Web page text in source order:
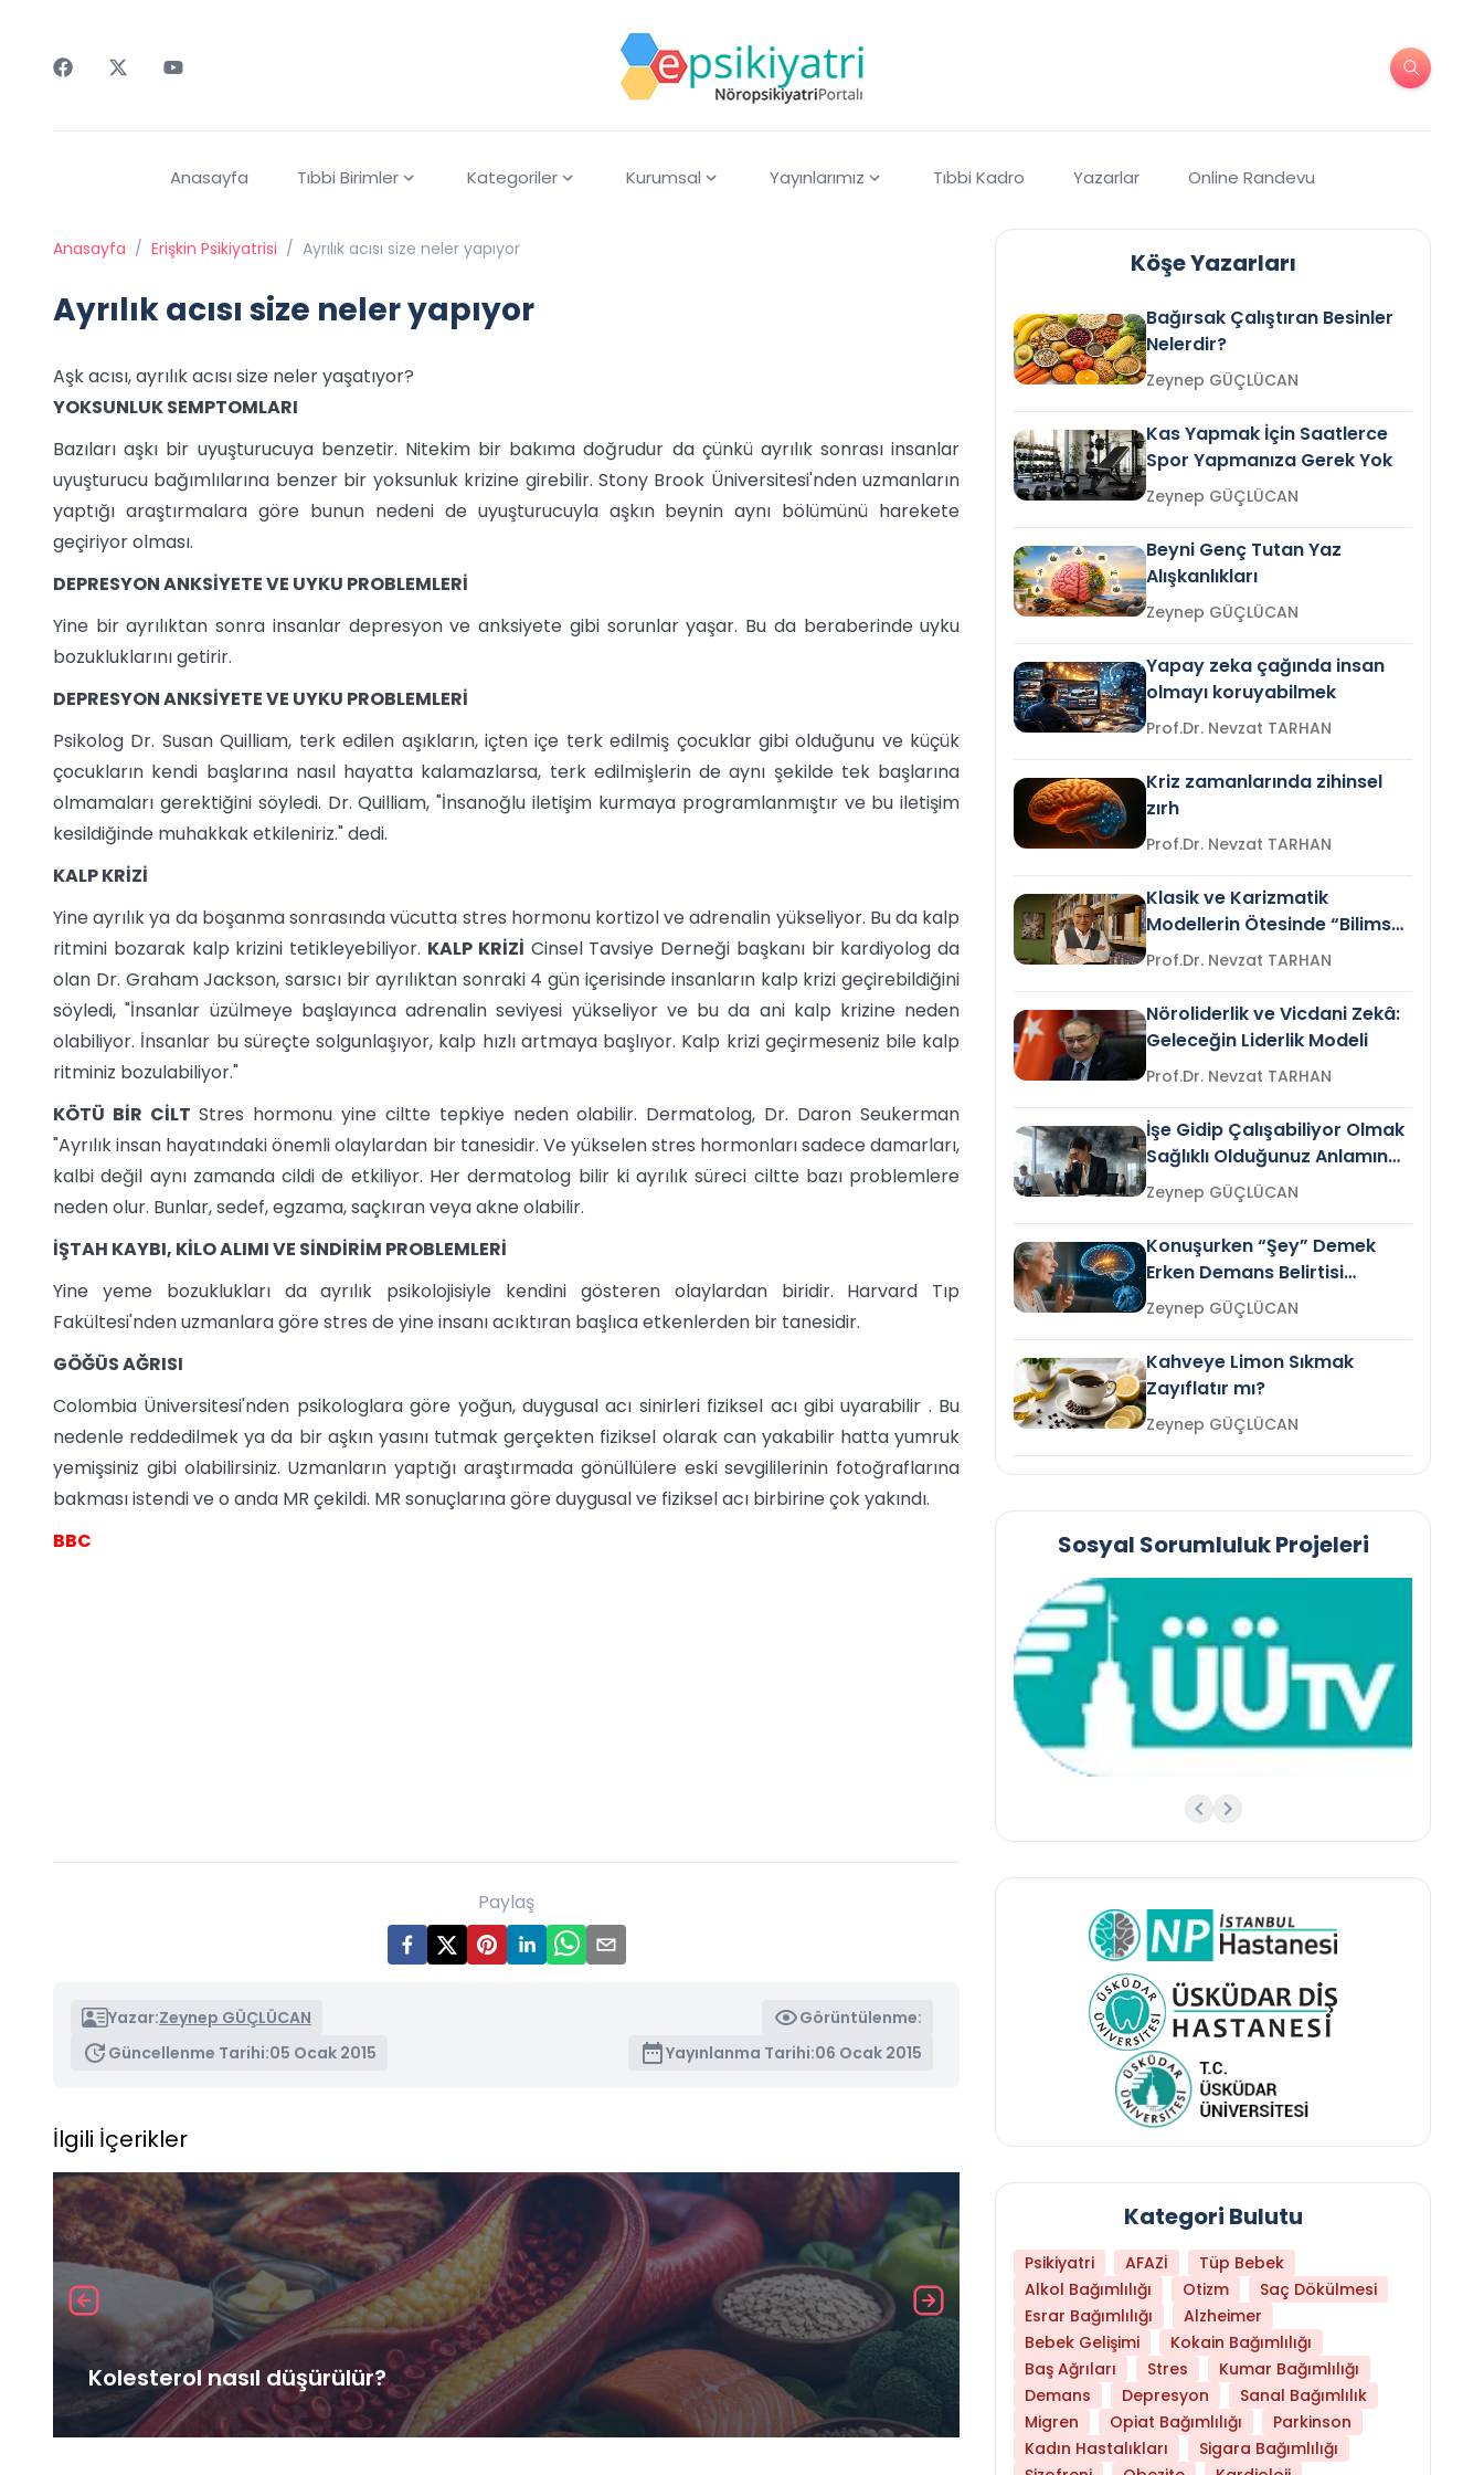
Anasayfa Tıbbi Birimler Kategoriler Kurumsal Yayınlarımız Tıbbi Kadro Yazarlar Online Randevu
Anasayfa / Erişkin Psikiyatrisi / Ayrılık acısı size neler yapıyor
Ayrılık acısı size neler yapıyor
Aşk acısı, ayrılık acısı size neler yaşatıyor?
YOKSUNLUK SEMPTOMLARI
Bazıları aşkı bir uyuşturucuya benzetir. Nitekim bir bakıma doğrudur da çünkü ayrılık sonrası insanlar
uyuşturucu bağımlılarına benzer bir yoksunluk krizine girebilir. Stony Brook Üniversitesi'nden uzmanların
yaptığı araştırmalara göre bunun nedeni de uyuşturucuyla aşkın beynin aynı bölümünü harekete
geçiriyor olması.
DEPRESYON ANKSİYETE VE UYKU PROBLEMLERİ
Yine bir ayrılıktan sonra insanlar depresyon ve anksiyete gibi sorunlar yaşar. Bu da beraberinde uyku
bozukluklarını getirir.
DEPRESYON ANKSİYETE VE UYKU PROBLEMLERİ
Psikolog Dr. Susan Quilliam, terk edilen aşıkların, içten içe terk edilmiş çocuklar gibi olduğunu ve küçük
çocukların kendi başlarına nasıl hayatta kalamazlarsa, terk edilmişlerin de aynı şekilde tek başlarına
olmamaları gerektiğini söyledi. Dr. Quilliam, "İnsanoğlu iletişim kurmaya programlanmıştır ve bu iletişim
kesildiğinde muhakkak etkileniriz." dedi.
KALP KRİZİ
Yine ayrılık ya da boşanma sonrasında vücutta stres hormonu kortizol ve adrenalin yükseliyor. Bu da kalp
ritmini bozarak kalp krizini tetikleyebiliyor. KALP KRİZİ Cinsel Tavsiye Derneği başkanı bir kardiyolog da
olan Dr. Graham Jackson, sarsıcı bir ayrılıktan sonraki 4 gün içerisinde insanların kalp krizi geçirebildiğini
söyledi, "İnsanlar üzülmeye başlayınca adrenalin seviyesi yükseliyor ve bu da ani kalp krizine neden
olabiliyor. İnsanlar bu süreçte solgunlaşıyor, kalp hızlı artmaya başlıyor. Kalp krizi geçirmeseniz bile kalp
ritminiz bozulabiliyor."
KÖTÜ BİR CİLT Stres hormonu yine ciltte tepkiye neden olabilir. Dermatolog, Dr. Daron Seukerman
"Ayrılık insan hayatındaki önemli olaylardan bir tanesidir. Ve yükselen stres hormonları sadece damarları,
kalbi değil aynı zamanda cildi de etkiliyor. Her dermatolog bilir ki ayrılık süreci ciltte bazı problemlere
neden olur. Bunlar, sedef, egzama, saçkıran veya akne olabilir.
İŞTAH KAYBI, KİLO ALIMI VE SİNDİRİM PROBLEMLERİ
Yine yeme bozuklukları da ayrılık psikolojisiyle kendini gösteren olaylardan biridir. Harvard Tıp
Fakültesi'nden uzmanlara göre stres de yine insanı acıktıran başlıca etkenlerden bir tanesidir.
GÖĞÜS AĞRISI
Colombia Üniversitesi'nden psikologlara göre yoğun, duygusal acı sinirleri fiziksel acı gibi uyarabilir . Bu
nedenle reddedilmek ya da bir aşkın yasını tutmak gerçekten fiziksel olarak can yakabilir hatta yumruk
yemişsiniz gibi olabilirsiniz. Uzmanların yaptığı araştırmada gönüllülere eski sevgililerinin fotoğraflarına
bakması istendi ve o anda MR çekildi. MR sonuçlarına göre duygusal ve fiziksel acı birbirine çok yakındı.
BBC
Paylaş
Yazar:Zeynep GÜÇLÜCAN
Görüntülenme:
Güncellenme Tarihi:05 Ocak 2015 Yayınlanma Tarihi:06 Ocak 2015
İlgili İçerikler
Kolesterol nasıl düşürülür? Daha Az Protein Tüketmek Yaşlanmayı
Köşe Yazarları
Bağırsak Çalıştıran Besinler
Nelerdir?
Zeynep GÜÇLÜCAN
Kas Yapmak İçin Saatlerce
Spor Yapmanıza Gerek Yok
Zeynep GÜÇLÜCAN
Beyni Genç Tutan Yaz
Alışkanlıkları
Zeynep GÜÇLÜCAN
Yapay zeka çağında insan
olmayı koruyabilmek
Prof.Dr. Nevzat TARHAN
Kriz zamanlarında zihinsel
zırh
Prof.Dr. Nevzat TARHAN
Klasik ve Karizmatik
Modellerin Ötesinde “Bilimsel
Liderlik”
Prof.Dr. Nevzat TARHAN
Nöroliderlik ve Vicdani Zekâ:
Geleceğin Liderlik Modeli
Prof.Dr. Nevzat TARHAN
İşe Gidip Çalışabiliyor Olmak
Sağlıklı Olduğunuz Anlamına
Gelir mi?Zeynep GÜÇLÜCAN
Konuşurken “Şey” Demek
Erken Demans Belirtisi
Olabilir mi?Zeynep GÜÇLÜCAN
Kahveye Limon Sıkmak
Zayıflatır mı?
Zeynep GÜÇLÜCAN
Sosyal Sorumluluk Projeleri
Kategori Bulutu
Psikiyatri AFAZİ
Tüp Bebek
Alkol Bağımlılığı
Otizm
Saç Dökülmesi
Esrar Bağımlılığı
Alzheimer
Bebek Gelişimi
Kokain Bağımlılığı
Baş Ağrıları
Stres
Kumar Bağımlılığı
Demans
Depresyon
Sanal Bağımlılık
Migren
Opiat Bağımlılığı
Parkinson
Kadın Hastalıkları
Sigara Bağımlılığı